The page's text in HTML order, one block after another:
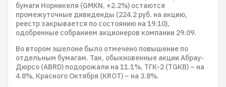
бумаги Норникеля (GMKN, +2.2%) остаются
промежуточные дивиденды (224.2 руб. на акцию,
реестр закрывается по состоянию на 19.10),
одобренные собранием акционеров компании 29.09.
Во втором эшелоне было отмечено повышение по
отдельным бумагам. Так, обыкновенные акции Абрау-
Дюрсо (ABRD) подорожали на 11.1%, ТГК-2 (TGKB) – на
4.8%, Красного Октября (KROT) – на 3.8%.